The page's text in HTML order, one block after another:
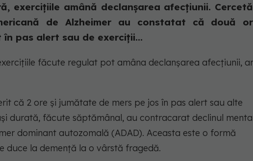
exercițiile amână declanșarea afecțiunii.
de Alzheimer au constatat că două
pas alert sau de exerciții...
făcute regulat pot amâna declanșarea afecțiunii,
că 2 ore și jumătate de mers pe jos în pas alert sau alte
durată, făcute săptămânal, au contracarat declinul
dominant autozomală (ADAD). Aceasta este o formă
duce la demență la o vârstă fragedă.